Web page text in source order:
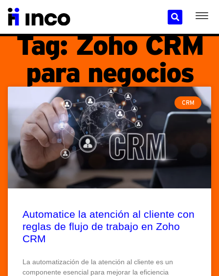
Tag: Zoho CRM
para negocios
CRM
Automatice la atención al cliente con
reglas de flujo de trabajo en Zoho
CRM
La automatización de la atención al cliente es un
componente esencial para mejorar la eficiencia